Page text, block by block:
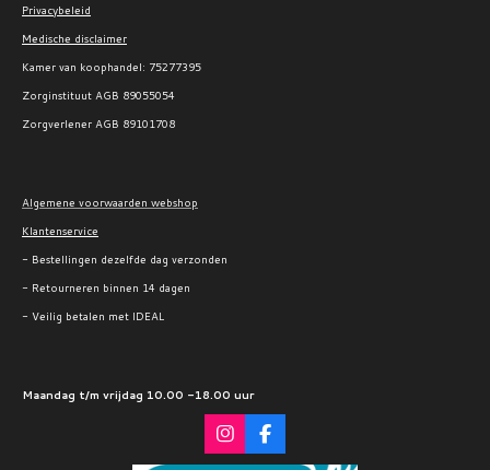
Privacybeleid
Medische disclaimer
Kamer van koophandel: 75277395
Zorginstituut AGB 89055054
Zorgverlener AGB 89101708
Algemene voorwaarden webshop
Klantenservice
- Bestellingen dezelfde dag verzonden
- Retourneren binnen 14 dagen
- Veilig betalen met IDEAL
Maandag t/m vrijdag 10.00 -18.00 uur
I
n
F
a